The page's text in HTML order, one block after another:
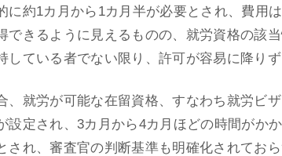
に約1カ月から1カ月半が必要とされ、費用
できるように見えるものの、就労資格の該
ている者でない限り、許可が容易に降り
、就労が可能な在留資格、すなわち就労ビ
設定され、3カ月から4カ月ほどの時間がか
され、審査官の判断基準も明確化されてお